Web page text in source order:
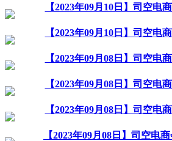
【2023年09月10日】司空
【2023年09月10日】司空
【2023年09月08日】司空
【2023年09月08日】司空
【2023年09月08日】司空
【2023年09月08日】司空电